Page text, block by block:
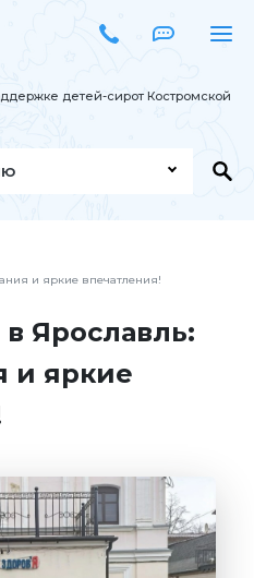
детей-сирот Костромской
и яркие впечатления!
Ярославль:
и яркие